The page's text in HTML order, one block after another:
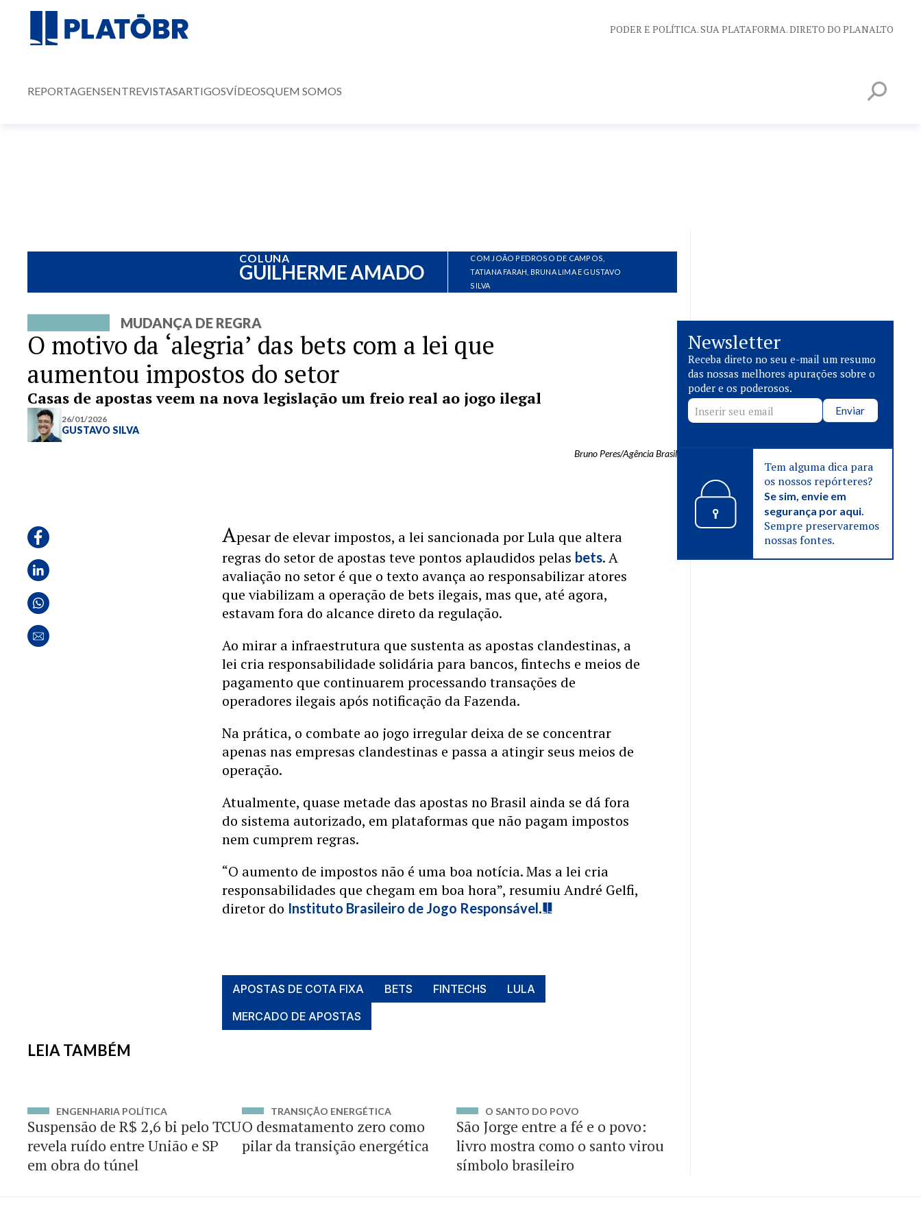
PODER E POLÍTICA. SUA PLATAFORMA. DIRETO DO PLANALTO
REPORTAGENSENTREVISTASARTIGOSVÍDEOSQUEM SOMOS
COLUNA
GUILHERME AMADO
COM JOÃO PEDROSO DE CAMPOS,
TATIANA FARAH, BRUNA LIMA E GUSTAVO
SILVA
MUDANÇA DE REGRA
O motivo da ‘alegria’ das bets com a lei que
aumentou impostos do setor
Casas de apostas veem na nova legislação um freio real ao jogo ilegal
26/01/2026
GUSTAVO SILVA
Bruno Peres/Agência Brasil
Apesar de elevar impostos, a lei sancionada por Lula que altera
regras do setor de apostas teve pontos aplaudidos pelas bets. A
avaliação no setor é que o texto avança ao responsabilizar atores
que viabilizam a operação de bets ilegais, mas que, até agora,
estavam fora do alcance direto da regulação.
Ao mirar a infraestrutura que sustenta as apostas clandestinas, a
lei cria responsabilidade solidária para bancos, fintechs e meios de
pagamento que continuarem processando transações de
operadores ilegais após notificação da Fazenda.
Na prática, o combate ao jogo irregular deixa de se concentrar
apenas nas empresas clandestinas e passa a atingir seus meios de
operação.
Atualmente, quase metade das apostas no Brasil ainda se dá fora
do sistema autorizado, em plataformas que não pagam impostos
nem cumprem regras.
“O aumento de impostos não é uma boa notícia. Mas a lei cria
responsabilidades que chegam em boa hora”, resumiu André Gelfi,
diretor do Instituto Brasileiro de Jogo Responsável.
APOSTAS DE COTA FIXA BETS FINTECHS
LULA
MERCADO DE APOSTAS
LEIA TAMBÉM
ENGENHARIA POLÍTICA
Suspensão de R$ 2,6 bi pelo TCU
revela ruído entre União e SP
em obra do túnel
TRANSIÇÃO ENERGÉTICA
O desmatamento zero como
pilar da transição energética
O SANTO DO POVO
São Jorge entre a fé e o povo:
livro mostra como o santo virou
símbolo brasileiro
Newsletter
Receba direto no seu e-mail um resumo
das nossas melhores apurações sobre o
poder e os poderosos.
Enviar
Tem alguma dica para
os nossos repórteres?
Se sim, envie em
segurança por aqui.
Sempre preservaremos
nossas fontes.